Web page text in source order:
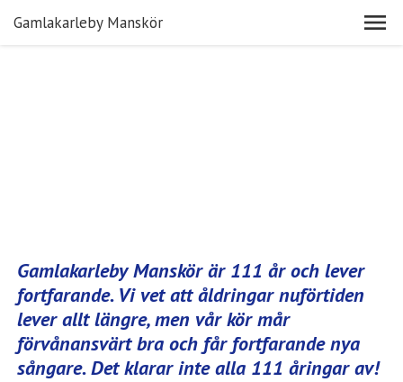
Gamlakarleby Manskör
Gamlakarleby Manskör är 111 år och lever
fortfarande. Vi vet att åldringar nuförtiden
lever allt längre, men vår kör mår
förvånansvärt bra och får fortfarande nya
sångare. Det klarar inte alla 111 åringar av!